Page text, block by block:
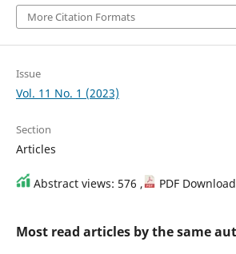
More Citation Formats
Issue
Vol. 11 No. 1 (2023)
Section
Articles
Abstract views: 576 , PDF
Most read articles by the same